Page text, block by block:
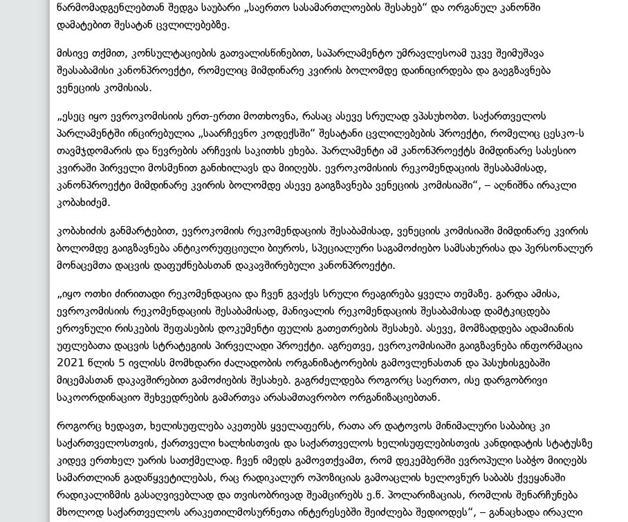
წარმომადგენლებთან შედგა საუბარი „საერთო სასამართლოების შესახებ“ და ორგანულ კანონში
დამატებით შესატან ცვლილებებზე.
მისივე თქმით, კონსულტაციების გათვალისწინებით, საპარლამენტო უმრავლესოამ უკვე შეიმუშავა
შეასაბამისი კანონპროექტი, რომელიც მიმდინარე კვირის ბოლომდე დაინიცირდება და გაეგზავნება
ვენეციის კომისიას.
„ესეც იყო ევროკომისიის ერთ-ერთი მოთხოვნა, რასაც ასევე სრულად ვპასუხობთ. საქართველოს
პარლამენტში ინცირებულია „საარჩევნო კოდექსში“ შესატანი ცვლილებების პროექტი, რომელიც ცესკო-ს
თავმჯდომარის და წევრების არჩევის საკითხს ეხება. პარლამენტი ამ კანონპროექტს მიმდინარე სასესიო
კვირაში პირველი მოსმენით განიხილავს და მიიღებს. ევროკომისიის რეკომენდაციის შესაბამისად,
კანონპროექტი მიმდინარე კვირის ბოლომდე ასევე გაიგზავნება ვენეციის კომისიაში“, – აღნიშნა ირაკლი
კობახიძემ.
კობახიძის განმარტებით, ევროკომიის რეკომენდაციის შესაბამისად, ვენეციის კომისიაში მიმდინარე კვირის
ბოლომდე გაიგზავნება ანტიკორუფციული ბიუროს, სპეციალური საგამოძიებო სამსახურისა და პერსონალურ
მონაცემთა დაცვის დაფუძნებასთან დაკავშირებული კანონპროექტი.
„იყო ოთხი ძირითადი რეკომენდაცია და ჩვენ გვაქვს სრული რეაგირება ყველა თემაზე. გარდა ამისა,
ევროკომისიის რეკომენდაციის შესაბამისად, მანივალის რეკომენდაციის შესაბამისად დამტკიცდება
ეროვნული რისკების შეფასების დოკუმენტი ფულის გათეთრების შესახებ. ასევე, მომზადდება ადამიანის
უფლებათა დაცვის სტრატეგიის პირველადი პროექტი. აგრეთვე, ევროკომისიაში გაიგზავნება ინფორმაცია
2021 წლის 5 ივლისს მომხდარი ძალადობის ორგანიზატორების გამოვლენასთან და პასუხისგებაში
მიცემასთან დაკავშირებით გამოძიების შესახებ. გაგრძელდება როგორც საერთო, ისე დარგობრივი
საკოორდინაციო შეხვედრების გამართვა არასამთავრობო ორგანიზაციებთან.
როგორც ხედავთ, ხელისუფლება აკეთებს ყველაფერს, რათა არ დატოვოს მინიმალური საბაბიც კი
საქართველოსთვის, ქართველი ხალხისთვის და საქართველოს ხელისუფლებისთვის კანდიდატის სტატუსზე
კიდევ ერთხელ უარის სათქმელად. ჩვენ იმედს გამოვთქვამთ, რომ დეკემბერში ევროპული საბჭო მიიღებს
სამართლიან გადაწყვეტილებას, რაც რადიკალურ ოპოზიციას გამოაცლის ხელოვნურ საბაბს ქვეყანაში
რადიკალიზმის გასაღვივებლად და თვისობრივად შეამცირებს ე.წ. პოლარიზაციას, რომლის შენარჩუნება
მხოლოდ საქართველოს არაკეთილმოსურნეთა ინტერესებში შეიძლება შედიოდეს“, – განაცხადა ირაკლი